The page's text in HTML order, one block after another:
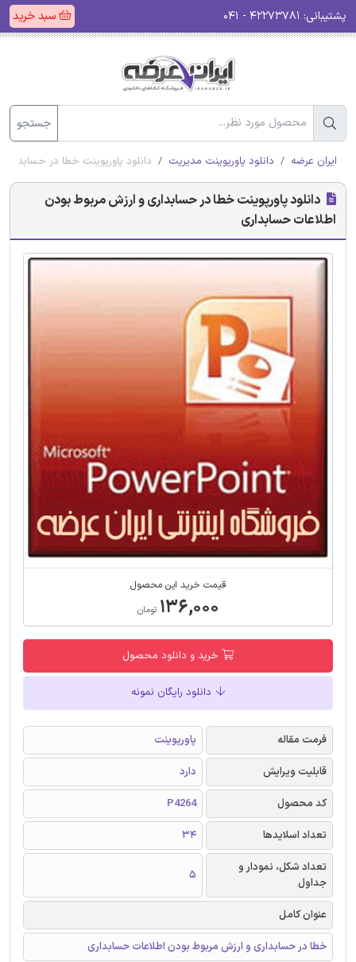
پشتیبانی: سبد خرید
جستجو
ایران عرضه دانلود پاورپوینت مدیریت دانلود پاورپوینت خطا در
دانلود پاورپوینت خطا در حسابداری و ارزش مربوط بودن
اطلاعات حسابداری
قیمت خرید این محصول
۱۳۶,۰۰۰ تومان
خرید و دانلود محصول
دانلود رایگان نمونه
فرمت مقاله
پاورپوینت
قابلیت ویرایش
دارد
کد محصول
P4264
تعداد اسلایدها
34
تعداد شکل، نمودار و
جداول
5
عنوان کامل
خطا در حسابداری و ارزش مربوط بودن اطلاعات حسابداری